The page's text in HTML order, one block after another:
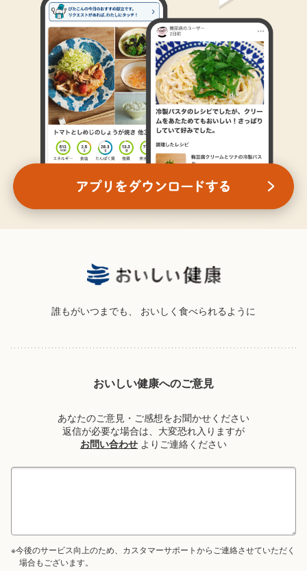
誰もがいつまでも、 おいしく食べられるように
おいしい健康へのご意見
あなたのご意見・ご感想をお聞かせください
返信が必要な場合は、大変恐れ入りますが
お問い合わせ よりご連絡ください
※今後のサービス向上のため、カスタマーサポートからご連絡させていただく
場合もございます。